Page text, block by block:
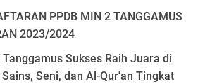
PPDB MIN 2 TANGGAMUS
2023/2024
Tanggamus Sukses Raih Juara di
Seni, dan Al-Qur'an Tingkat